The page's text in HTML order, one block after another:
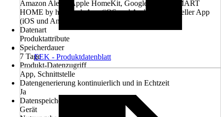
Amazon Alexa, Apple HomeKit, Google Home, SMART
HOME by hornbach App (iOS und Android), Hersteller App
(iOS und Android)
Datenart
Produktattribute
Speicherdauer
7 Tage
Produkt-Datenzugriff
App, Schnittstelle
Datengenerierung kontinuierlich und in Echtzeit
Ja
Datenspeicherung
Gerät
EEK - Produktdatenblatt